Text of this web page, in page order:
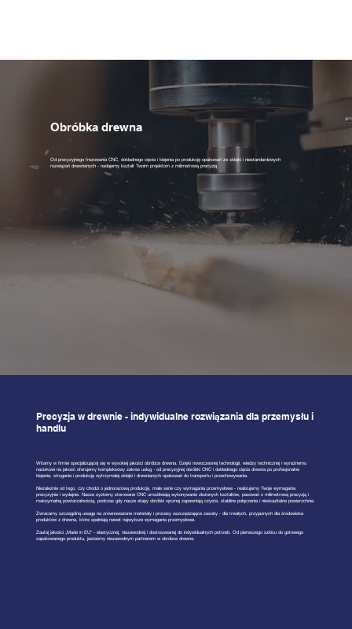
Obróbka drewna
Od precyzyjnego frezowania CNC, dokładnego cięcia i klejenia po produkcję opakowań ze sklejki i niestandardowych
rozwiązań drewnianych - nadajemy kształt Twoim projektom z milimetrową precyzją.
Precyzja w drewnie - indywidualne rozwiązania dla przemysłu i
handlu
Witamy w firmie specjalizującej się w wysokiej jakości obróbce drewna. Dzięki nowoczesnej technologii, wiedzy technicznej i wyraźnemu
naciskowi na jakość oferujemy kompleksowy zakres usług - od precyzyjnej obróbki CNC i dokładnego cięcia drewna po profesjonalne
klejenie, struganie i produkcję wytrzymałej sklejki i drewnianych opakowań do transportu i przechowywania.
Niezależnie od tego, czy chodzi o jednorazową produkcję, małe serie czy wymagania przemysłowe - realizujemy Twoje wymagania
precyzyjnie i wydajnie. Nasze systemy sterowane CNC umożliwiają wykonywanie złożonych kształtów, pasowań z milimetrową precyzją i
maksymalną powtarzalnością, podczas gdy nasze etapy obróbki ręcznej zapewniają czyste, stabilne połączenia i nieskazitelne powierzchnie.
Zwracamy szczególną uwagę na zrównoważone materiały i procesy oszczędzające zasoby - dla trwałych, przyjaznych dla środowiska
produktów z drewna, które spełniają nawet najwyższe wymagania przemysłowe.
Zaufaj jakości „Made in EU” - elastycznej, niezawodnej i dostosowanej do indywidualnych potrzeb. Od pierwszego szkicu do gotowego
zapakowanego produktu, jesteśmy niezawodnym partnerem w obróbce drewna.